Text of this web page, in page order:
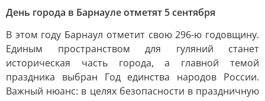
День города в Барнауле отметят 5 сентября
В этом году Барнаул отметит свою 296-ю годовщину.
Единым пространством для гуляний станет
историческая часть города, а главной темой
праздника выбран Год единства народов России.
Важный нюанс: в целях безопасности в праздничную